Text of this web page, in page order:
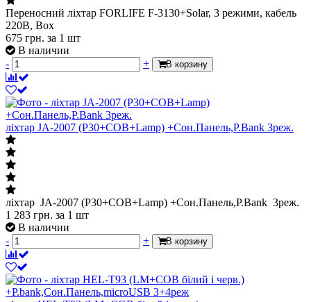
Переносний ліхтар FORLIFE F-3130+Solar, 3 режими, кабель
220В, Box
675 грн. за 1 шт
В наличии
-
+ В корзину
ліхтар JA-2007 (P30+COB+Lamp) +Сон.Панель,P.Bank 3реж.
ліхтар JA-2007 (P30+COB+Lamp) +Сон.Панель,P.Bank 3реж.
1 283 грн. за 1 шт
В наличии
-
+ В корзину